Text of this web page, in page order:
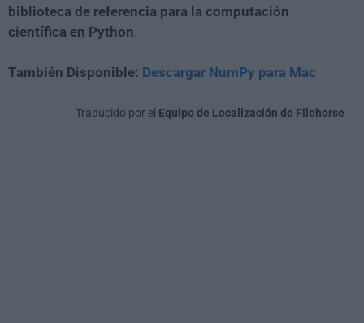
biblioteca de referencia para la computación
científica en Python.
También Disponible: Descargar NumPy para Mac
Traducido por el Equipo de Localización de Filehorse